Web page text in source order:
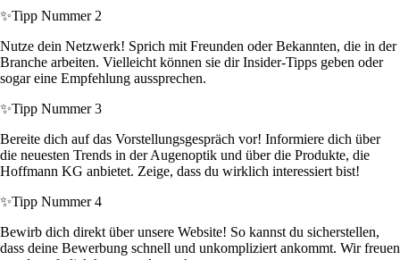
✨Tipp Nummer 2
Nutze dein Netzwerk! Sprich mit Freunden oder Bekannten, die in der
Branche arbeiten. Vielleicht können sie dir Insider-Tipps geben oder
sogar eine Empfehlung aussprechen.
✨Tipp Nummer 3
Bereite dich auf das Vorstellungsgespräch vor! Informiere dich über
die neuesten Trends in der Augenoptik und über die Produkte, die
Hoffmann KG anbietet. Zeige, dass du wirklich interessiert bist!
✨Tipp Nummer 4
Bewirb dich direkt über unsere Website! So kannst du sicherstellen,
dass deine Bewerbung schnell und unkompliziert ankommt. Wir freuen